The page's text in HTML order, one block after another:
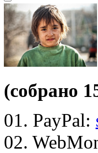
(собрано
01. PayPal:
02.